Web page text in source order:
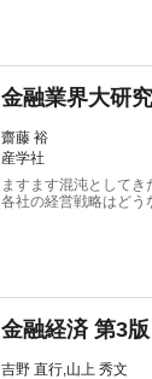
金融業界大研究
齋藤 裕
産学社
ますます混沌として
各社の経営戦略はどう
金融経済 第3
吉野 直行,山上 秀文